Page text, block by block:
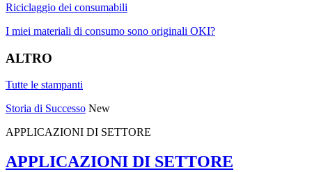
Riciclaggio dei consumabili
I miei materiali di consumo sono originali OKI?
ALTRO
Tutte le stampanti
Storia di Successo New
APPLICAZIONI DI SETTORE
APPLICAZIONI DI SETTORE